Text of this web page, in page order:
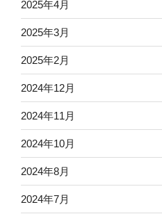
2025年4月
2025年3月
2025年2月
2024年12月
2024年11月
2024年10月
2024年8月
2024年7月